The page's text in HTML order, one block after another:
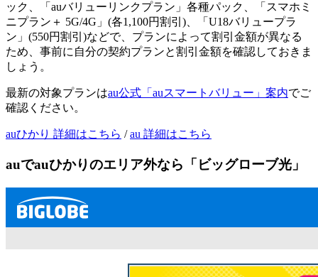
ック、「auバリューリンクプラン」各種パック、「スマホミ
ニプラン＋ 5G/4G」(各1,100円割引)、「U18バリュープラ
ン」(550円割引)などで、プランによって割引金額が異なる
ため、事前に自分の契約プランと割引金額を確認しておきま
しょう。
最新の対象プランはau公式「auスマートバリュー」案内でご
確認ください。
auひかり 詳細はこちら /au 詳細はこちら
auでauひかりのエリア外なら「ビッグローブ光」